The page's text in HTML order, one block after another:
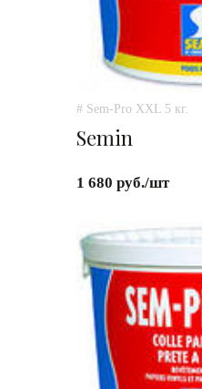
# Sem-Pro XXL 5 кг.
Semin
1 680 руб./шт